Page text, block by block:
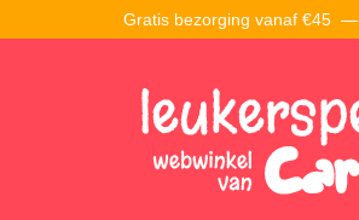
Gratis bezorging vanaf €45 —